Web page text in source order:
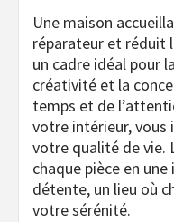
Une maison
réparateur et réduit
un cadre idéal pour
créativité et la
temps et de
votre intérieur, vous
votre qualité de vie.
chaque pièce en
détente, un lieu où
votre sérénité.